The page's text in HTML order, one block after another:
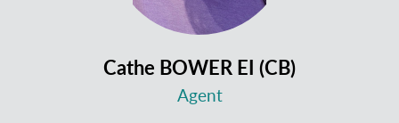
Cathe BOWER EI (CB)
Agent